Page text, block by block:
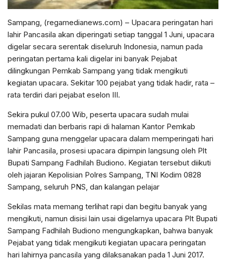
Sampang, (regamedianews.com) – Upacara peringatan hari
lahir Pancasila akan diperingati setiap tanggal 1 Juni, upacara
digelar secara serentak diseluruh Indonesia, namun pada
peringatan pertama kali digelar ini banyak Pejabat
dilingkungan Pemkab Sampang yang tidak mengikuti
kegiatan upacara. Sekitar 100 pejabat yang tidak hadir, rata –
rata terdiri dari pejabat eselon III.
Sekira pukul 07.00 Wib, peserta upacara sudah mulai
memadati dan berbaris rapi di halaman Kantor Pemkab
Sampang guna menggelar upacara dalam memperingati hari
lahir Pancasila, prosesi upacara dipimpin langsung oleh Plt
Bupati Sampang Fadhilah Budiono. Kegiatan tersebut diikuti
oleh jajaran Kepolisian Polres Sampang, TNI Kodim 0828
Sampang, seluruh PNS, dan kalangan pelajar
Sekilas mata memang terlihat rapi dan begitu banyak yang
mengikuti, namun disisi lain usai digelarnya upacara Plt Bupati
Sampang Fadhilah Budiono mengungkapkan, bahwa banyak
Pejabat yang tidak mengikuti kegiatan upacara peringatan
hari lahirnya pancasila yang dilaksanakan pada 1 Juni 2017.